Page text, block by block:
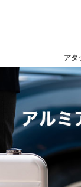
アタ